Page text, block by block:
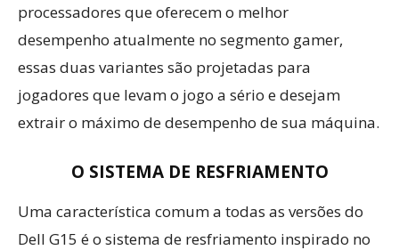
processadores que oferecem o melhor
desempenho atualmente no segmento gamer,
essas duas variantes são projetadas para
jogadores que levam o jogo a sério e desejam
extrair o máximo de desempenho de sua máquina.
O SISTEMA DE RESFRIAMENTO
Uma característica comum a todas as versões do
Dell G15 é o sistema de resfriamento inspirado no